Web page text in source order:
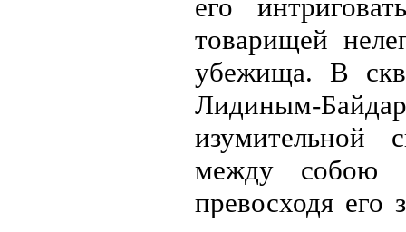
его
товарищей
убежища. В
Лидиным-
изумительной
между собою
превосходя его